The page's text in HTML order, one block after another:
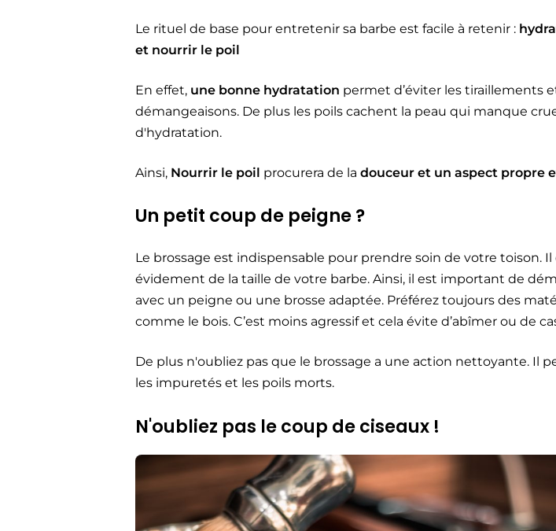
Le rituel de base pour entretenir sa barbe est facile à retenir :
et nourrir le poil
En effet, une bonne hydratation permet d’éviter les tiraillements
démangeaisons. De plus les poils cachent la peau qui manque
d'hydratation.
Ainsi, Nourrir le poil procurera de la douceur et un aspect propre
Un petit coup de peigne ?
Le brossage est indispensable pour prendre soin de votre toison.
évidement de la taille de votre barbe. Ainsi, il est important de
avec un peigne ou une brosse adaptée. Préférez toujours des
comme le bois. C’est moins agressif et cela évite d’abîmer ou de
De plus n'oubliez pas que le brossage a une action nettoyante. Il
les impuretés et les poils morts.
N'oubliez pas le coup de ciseaux !